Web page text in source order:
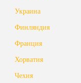
Украина
Финляндия
Франция
Хорватия
Чехия